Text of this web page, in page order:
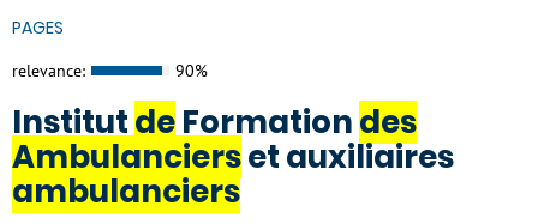
PAGES
relevance: 90%
InstitutdeFormationdes
Ambulancierset auxiliaires
ambulanciers